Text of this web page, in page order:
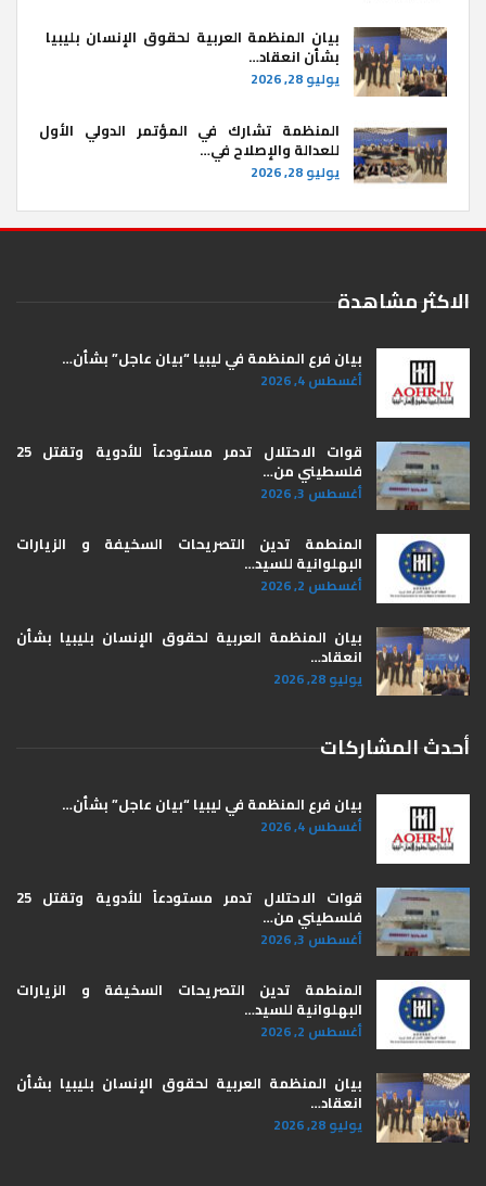
بيان المنظمة العربية لحقوق الإنسان بليبيا ​
بشأن انعقاد…
يوليو 28, 2026
المنظمة تشارك في المؤتمر الدولي الأول
للعدالة والإصلاح في…
يوليو 28, 2026
الاكثر مشاهدة
بيان فرع المنظمة في ليبيا “بيان عاجل” بشأن…
أغسطس 4, 2026
قوات الاحتلال تدمر مستودعاً للأدوية وتقتل 25
فلسطيني من…
أغسطس 3, 2026
المنطمة تدين التصريحات السخيفة و الزيارات
البهلوانية للسيد…
أغسطس 2, 2026
بيان المنظمة العربية لحقوق الإنسان بليبيا ​بشأن
انعقاد…
يوليو 28, 2026
أحدث المشاركات
بيان فرع المنظمة في ليبيا “بيان عاجل” بشأن…
أغسطس 4, 2026
قوات الاحتلال تدمر مستودعاً للأدوية وتقتل 25
فلسطيني من…
أغسطس 3, 2026
المنطمة تدين التصريحات السخيفة و الزيارات
البهلوانية للسيد…
أغسطس 2, 2026
بيان المنظمة العربية لحقوق الإنسان بليبيا ​بشأن
انعقاد…
يوليو 28, 2026